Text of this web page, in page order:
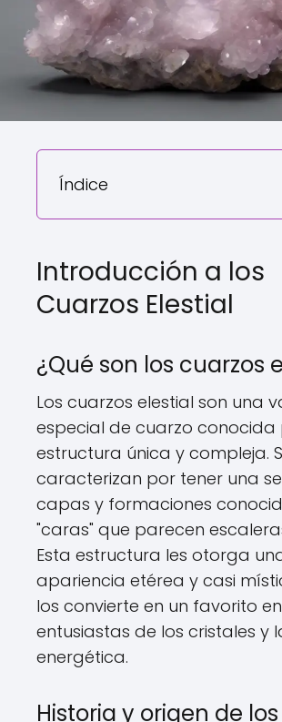
Índice
Introducción a los
Cuarzos Elestial
¿Qué son los cuarzos
Los cuarzos elestial son una
especial de cuarzo conocida
estructura única y compleja.
caracterizan por tener una
capas y formaciones
"caras" que parecen
Esta estructura les otorga
apariencia etérea y casi
los convierte en un favorito
entusiastas de los cristales y
energética.
Historia y origen de